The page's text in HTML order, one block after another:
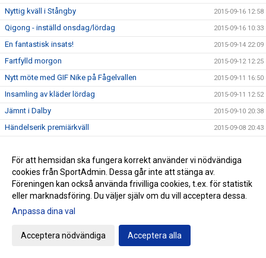
Nyttig kväll i Stångby 2015-09-16 12:58
Qigong - inställd onsdag/lördag 2015-09-16 10:33
En fantastisk insats! 2015-09-14 22:09
Fartfylld morgon 2015-09-12 12:25
Nytt möte med GIF Nike på Fågelvallen 2015-09-11 16:50
Insamling av kläder lördag 2015-09-11 12:52
Jämnt i Dalby 2015-09-10 20:38
Händelserik premiärkväll 2015-09-08 20:43
Parkouranmälan Öppen igen! 2015-09-02 11:45
Klubbvecka på Intersport 31 augusti - 6 september 2015-08-23 22:12
Basketens kalender för flickor 02-04 uppdaterad 2015-08-23 21:38
Basket för 07-09 startar i september
Fotbollsmatcherna drar igång igen
För att hemsidan ska fungera korrekt använder vi nödvändiga
cookies från SportAdmin. Dessa går inte att stänga av.
Föreningen kan också använda frivilliga cookies, t.ex. för statistik
eller marknadsföring. Du väljer själv om du vill acceptera dessa.
Anpassa dina val
Acceptera nödvändiga Acceptera alla